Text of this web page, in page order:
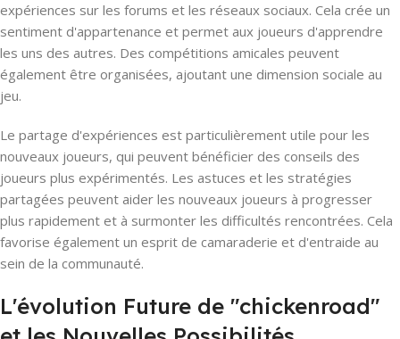
expériences sur les forums et les réseaux sociaux. Cela crée un
sentiment d'appartenance et permet aux joueurs d'apprendre
les uns des autres. Des compétitions amicales peuvent
également être organisées, ajoutant une dimension sociale au
jeu.
Le partage d'expériences est particulièrement utile pour les
nouveaux joueurs, qui peuvent bénéficier des conseils des
joueurs plus expérimentés. Les astuces et les stratégies
partagées peuvent aider les nouveaux joueurs à progresser
plus rapidement et à surmonter les difficultés rencontrées. Cela
favorise également un esprit de camaraderie et d'entraide au
sein de la communauté.
L'évolution Future de "chickenroad"